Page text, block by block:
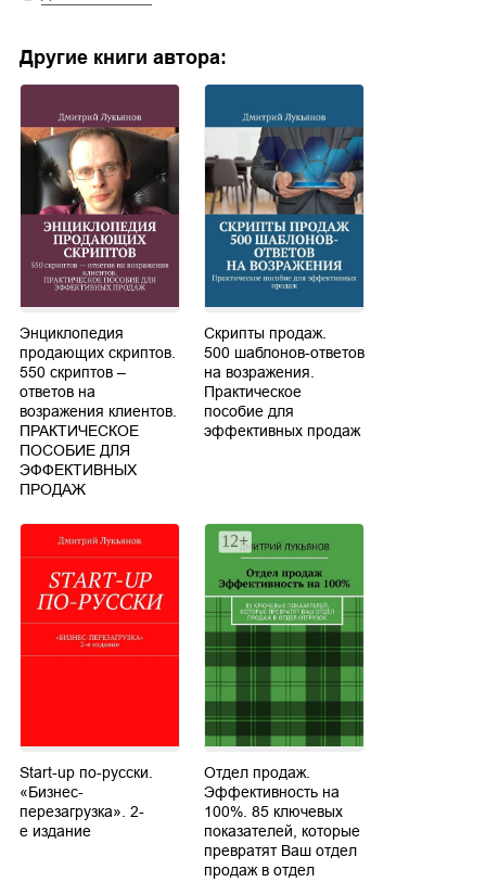
Другие книги автора:
Энциклопедия
продающих скриптов.
550 скриптов –
ответов на
возражения клиентов.
ПРАКТИЧЕСКОЕ
ПОСОБИЕ ДЛЯ
ЭФФЕКТИВНЫХ
ПРОДАЖ
Скрипты продаж.
500 шаблонов-ответов
на возражения.
Практическое
пособие для
эффективных продаж
Start-up по-русски.
«Бизнес-
перезагрузка». 2-
е издание
Отдел продаж.
Эффективность на
100%. 85 ключевых
показателей, которые
превратят Ваш отдел
продаж в отдел